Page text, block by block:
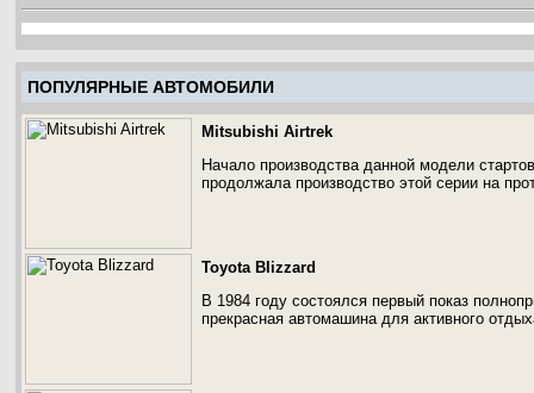
ПОПУЛЯРНЫЕ АВТОМОБИЛИ
Mitsubishi Airtrek
Начало производства данной модели
продолжала производство этой серии на
Toyota Blizzard
В 1984 году состоялся первый показ
прекрасная автомашина для активного